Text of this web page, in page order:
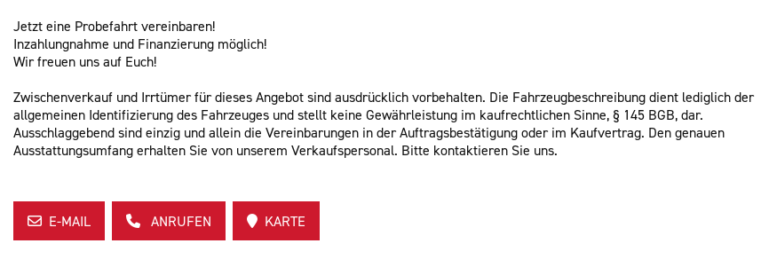
Jetzt eine Probefahrt vereinbaren!
Inzahlungnahme und Finanzierung möglich!
Wir freuen uns auf Euch!
Zwischenverkauf und Irrtümer für dieses Angebot sind ausdrücklich vorbehalten. Die Fahrzeugbeschreibung dient lediglich der
allgemeinen Identifizierung des Fahrzeuges und stellt keine Gewährleistung im kaufrechtlichen Sinne, § 145 BGB, dar.
Ausschlaggebend sind einzig und allein die Vereinbarungen in der Auftragsbestätigung oder im Kaufvertrag. Den genauen
Ausstattungsumfang erhalten Sie von unserem Verkaufspersonal. Bitte kontaktieren Sie uns.
E-MAIL ANRUFEN KARTE